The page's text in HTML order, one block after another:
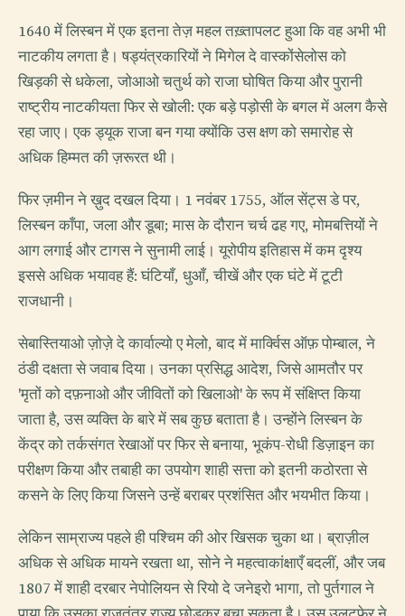
1640 में लिस्बन में एक इतना तेज़ महल तख़्तापलट हुआ कि वह अभी भी
नाटकीय लगता है। षड्यंत्रकारियों ने मिगेल दे वास्कोंसेलोस को
खिड़की से धकेला, जोआओ चतुर्थ को राजा घोषित किया और पुरानी
राष्ट्रीय नाटकीयता फिर से खोली: एक बड़े पड़ोसी के बगल में अलग कैसे
रहा जाए। एक ड्यूक राजा बन गया क्योंकि उस क्षण को समारोह से
अधिक हिम्मत की ज़रूरत थी।
फिर ज़मीन ने ख़ुद दखल दिया। 1 नवंबर 1755, ऑल सेंट्स डे पर,
लिस्बन काँपा, जला और डूबा; मास के दौरान चर्च ढह गए, मोमबत्तियों ने
आग लगाई और टागस ने सुनामी लाई। यूरोपीय इतिहास में कम दृश्य
इससे अधिक भयावह हैं: घंटियाँ, धुआँ, चीखें और एक घंटे में टूटी
राजधानी।
सेबास्तियाओ ज़ोज़े दे कार्वाल्यो ए मेलो, बाद में मार्क्विस ऑफ़ पोम्बाल, ने
ठंडी दक्षता से जवाब दिया। उनका प्रसिद्ध आदेश, जिसे आमतौर पर
'मृतों को दफ़नाओ और जीवितों को खिलाओ' के रूप में संक्षिप्त किया
जाता है, उस व्यक्ति के बारे में सब कुछ बताता है। उन्होंने लिस्बन के
केंद्र को तर्कसंगत रेखाओं पर फिर से बनाया, भूकंप-रोधी डिज़ाइन का
परीक्षण किया और तबाही का उपयोग शाही सत्ता को इतनी कठोरता से
कसने के लिए किया जिसने उन्हें बराबर प्रशंसित और भयभीत किया।
लेकिन साम्राज्य पहले ही पश्चिम की ओर खिसक चुका था। ब्राज़ील
अधिक से अधिक मायने रखता था, सोने ने महत्वाकांक्षाएँ बदलीं, और जब
1807 में शाही दरबार नेपोलियन से रियो दे जनेइरो भागा, तो पुर्तगाल ने